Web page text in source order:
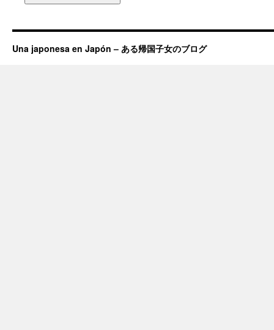
Una japonesa en Japón – ある帰国子女のブログ